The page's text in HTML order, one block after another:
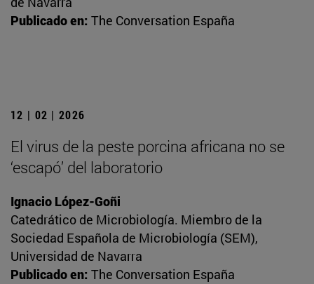
Publicado en: The Conversation España
12 | 02 | 2026
El virus de la peste porcina africana no se
‘escapó’ del laboratorio
Ignacio López-Goñi
Catedrático de Microbiología. Miembro de la
Sociedad Española de Microbiología (SEM),
Universidad de Navarra
Publicado en: The Conversation España